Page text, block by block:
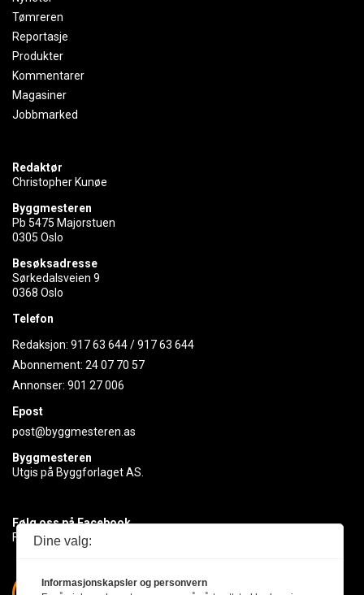
Tømreren
Reportasje
Produkter
Kommentarer
Magasiner
Jobbmarked
Redaktør
Christopher Kunøe
Byggmesteren
Pb 5475 Majorstuen
0305 Oslo
Besøksadresse
Sørkedalsveien 9
0368 Oslo
Telefon
Redaksjon: 917 63 644/917 63 644
Abonnement: 24 07 70 57
Annonser: 901 27 006
Epost
post@byggmesteren.as
Byggmesteren
Utgis på Byggforlaget AS.
Følg oss på Facebook
Få med deg det siste innen byggebransjen
Dine valg:
Informasjonskapsler og personvern